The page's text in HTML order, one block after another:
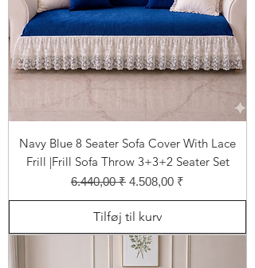
Navy Blue 8 Seater Sofa Cover With Lace
Frill |Frill Sofa Throw 3+3+2 Seater Set
Regulær pris
6.440,00 ₹ Salgspris
4.508,00 ₹
Tilføj til kurv